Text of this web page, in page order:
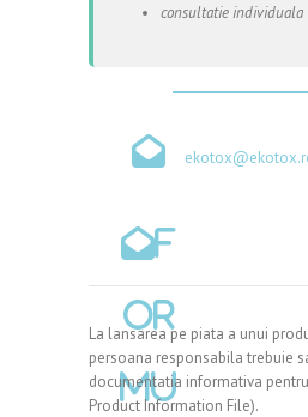
consultatie individuala
F
or
mu
La lansarea pe piata a unui
persoana responsabila trebuie
documentatia informativa
Product Information File).